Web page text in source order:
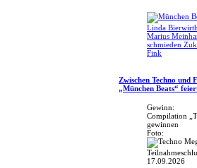
Linda
Marius
schmieden
Fink
Zwischen Techno
„München Beats“
Gewinn:
Compilation
gewinnen
Foto:
17.09.2026